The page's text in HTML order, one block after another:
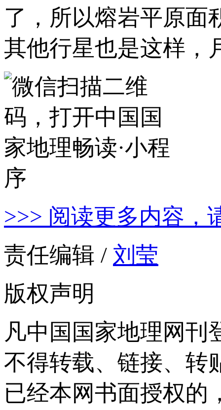
了，所以熔岩平原面
其他行星也是这样，
>>> 阅读更多内容，
责任编辑 / 刘莹
版权声明
凡中国国家地理网刊
不得转载、链接、转
已经本网书面授权的